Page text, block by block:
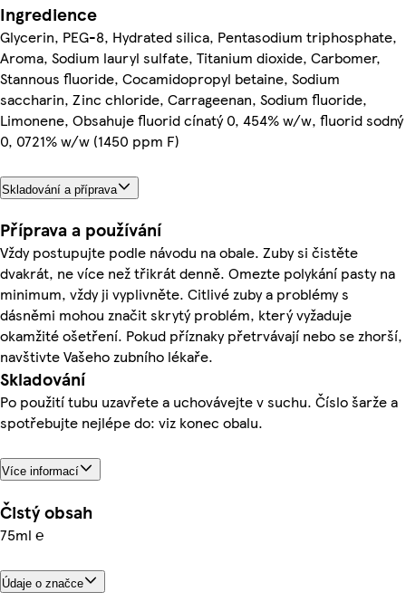
Ingredience
Glycerin, PEG-8, Hydrated silica, Pentasodium triphosphate,
Aroma, Sodium lauryl sulfate, Titanium dioxide, Carbomer,
Stannous fluoride, Cocamidopropyl betaine, Sodium
saccharin, Zinc chloride, Carrageenan, Sodium fluoride,
Limonene, Obsahuje fluorid cínatý 0, 454% w/w, fluorid sodný
0, 0721% w/w (1450 ppm F)
Skladování a příprava
Příprava a používání
Vždy postupujte podle návodu na obale. Zuby si čistěte
dvakrát, ne více než třikrát denně. Omezte polykání pasty na
minimum, vždy ji vyplivněte. Citlivé zuby a problémy s
dásněmi mohou značit skrytý problém, který vyžaduje
okamžité ošetření. Pokud příznaky přetrvávají nebo se zhorší,
navštivte Vašeho zubního lékaře.
Skladování
Po použití tubu uzavřete a uchovávejte v suchu. Číslo šarže a
spotřebujte nejlépe do: viz konec obalu.
Více informací
Čistý obsah
75ml ℮
Údaje o značce